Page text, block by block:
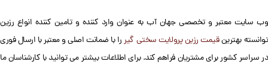
وب سایت معتبر و تخصصی جهان آب به عنوان وارد کننده و تامین کننده انواع رزین
توانسته بهترینقیمت رزین پرولایت سختی گیررا با ضمانت اصلی و معتبر با ارسال فوری
در سراسر کشور برای مشتریان فراهم کند. برای اطلاعات بیشتر می توانید با کارشناسان ما